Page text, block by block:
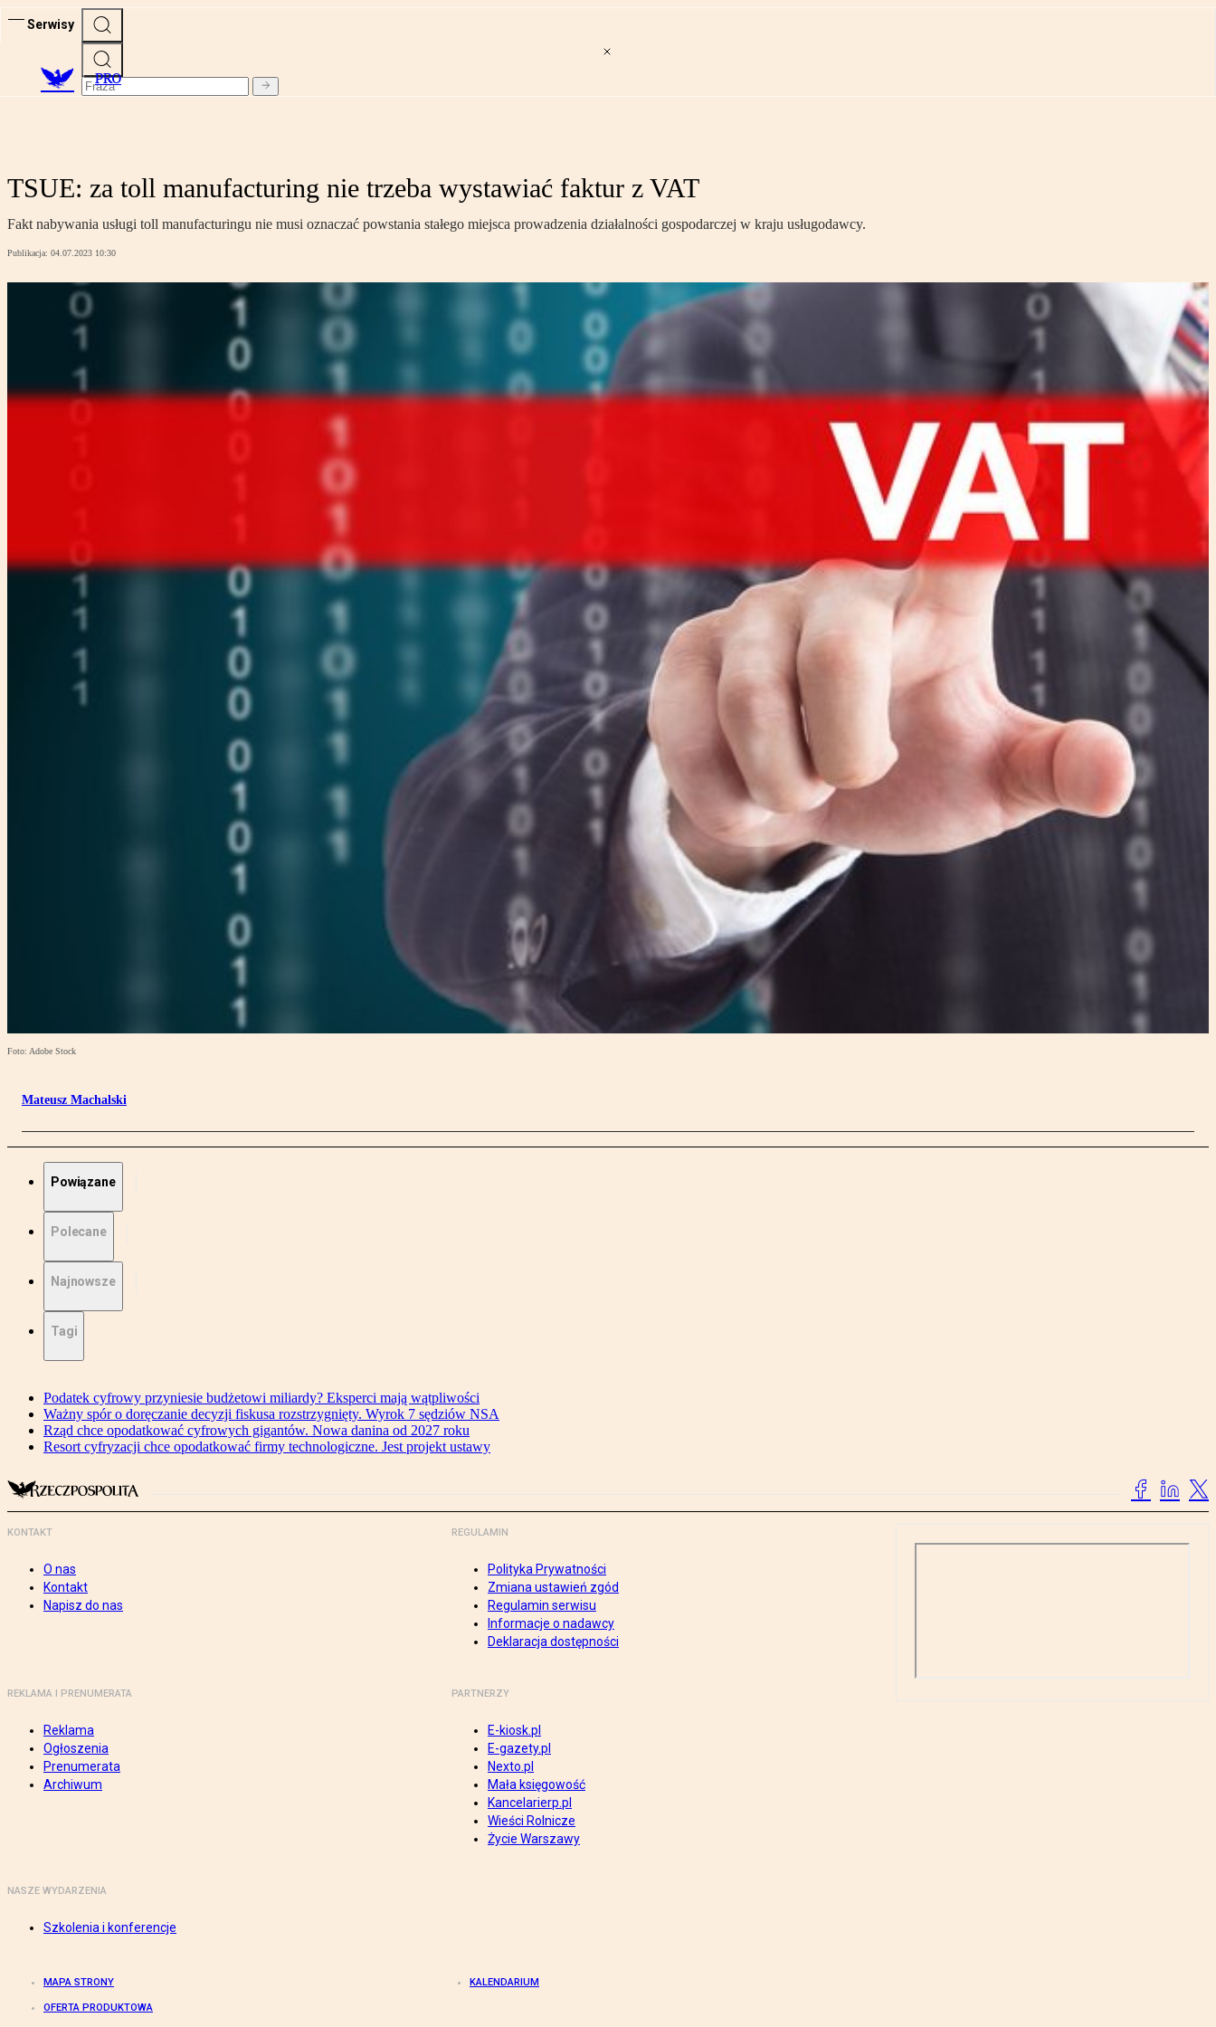
Serwisy
PRO
TSUE: za toll manufacturing nie trzeba wystawiać faktur z VAT
Fakt nabywania usługi toll manufacturingu nie musi oznaczać powstania stałego miejsca prowadzenia działalności gospodarczej w kraju usługodawcy.
Publikacja: 04.07.2023 10:30
Foto: Adobe Stock
Mateusz Machalski
Powiązane
Polecane
Najnowsze
Tagi
Podatek cyfrowy przyniesie budżetowi miliardy? Eksperci mają wątpliwości
Ważny spór o doręczanie decyzji fiskusa rozstrzygnięty. Wyrok 7 sędziów NSA
Rząd chce opodatkować cyfrowych gigantów. Nowa danina od 2027 roku
Resort cyfryzacji chce opodatkować firmy technologiczne. Jest projekt ustawy
KONTAKT
O nas
Kontakt
Napisz do nas
REGULAMIN
Polityka Prywatności
Zmiana ustawień zgód
Regulamin serwisu
Informacje o nadawcy
Deklaracja dostępności
REKLAMA I PRENUMERATA
Reklama
Ogłoszenia
Prenumerata
Archiwum
PARTNERZY
E-kiosk.pl
E-gazety.pl
Nexto.pl
Mała księgowość
Kancelarierp.pl
Wieści Rolnicze
Życie Warszawy
NASZE WYDARZENIA
Szkolenia i konferencje
MAPA STRONY KALENDARIUM
OFERTA PRODUKTOWA